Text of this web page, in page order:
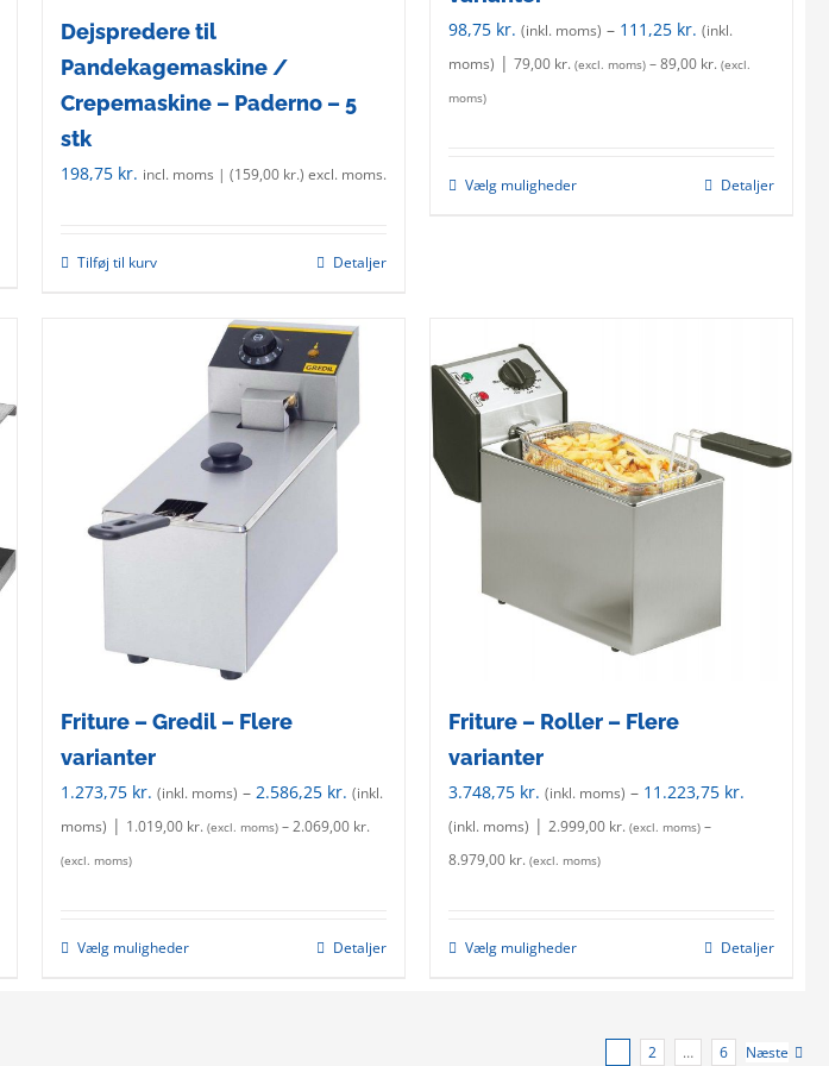
Dejspredere til
Pandekagemaskine /
Crepemaskine – Paderno – 5
stk
198,75 kr. incl. moms | (159,00 kr.) excl. moms.
Tilføj til kurv Detaljer
98,75 kr. (inkl. moms) – 111,25 kr. (inkl.
moms) | 79,00 kr. (excl. moms) – 89,00 kr. (excl.
moms)
Vælg mulighederThis
may
be
chosen
product
page
Detaljer
Friture – Gredil – Flere
varianter
1.273,75 kr. (inkl. moms) – 2.586,25 kr. (inkl.
moms) | 1.019,00 kr. (excl. moms) – 2.069,00 kr.
(excl. moms)
Vælg mulighederThis
Detaljer
Friture – Roller – Flere
varianter
3.748,75 kr. (inkl. moms) – 11.223,75 kr.
(inkl. moms) | 2.999,00 kr. (excl. moms) –
8.979,00 kr. (excl. moms)
Vælg mulighederThis
Detaljer
2 … 6 Næste